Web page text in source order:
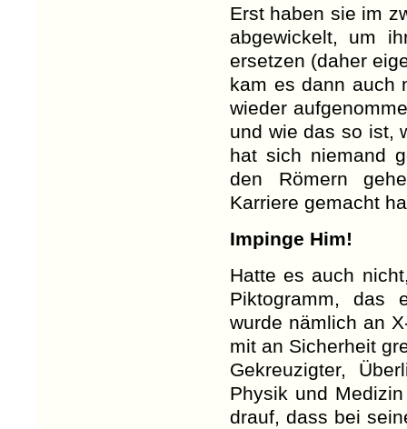
Erst haben sie im
abgewickelt, um
ersetzen (daher
kam es dann auch
wieder
und wie das so ist,
hat sich niemand
den Römern
Karriere gemacht
Impinge Him!
Hatte es auch
Piktogramm, das
wurde nämlich an
mit an Sicherheit
Gekreuzigter,
Physik und
drauf, dass bei